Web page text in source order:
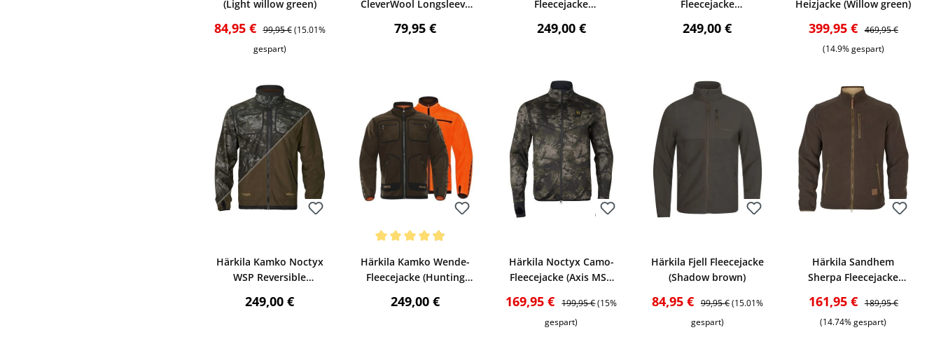
(Light willow green)
Verkaufspreis:
84,95 € Regulärer Preis:
99,95 € (15.01%
gespart)
CleverWool Longsleeve
Regulärer Preis:
79,95 €
Fleecejacke
Regulärer Preis:
249,00 €
Fleecejacke
Regulärer Preis:
249,00 €
Heizjacke (Willow green)
Verkaufspreis:
399,95 € Regulärer Preis:
469,95 €
(14.9% gespart)
Härkila Kamko Noctyx
WSP Reversible
Black/Green)
Regulärer Preis:
249,00 €
Bewerten
Härkila Kamko Wende-
Fleecejacke (Hunting
Regulärer Preis:
249,00 €
Härkila Noctyx Camo-
Fleecejacke (Axis MSP
Verkaufspreis:
169,95 € Regulärer Preis:
199,95 €(15%
gespart)
Härkila Fjell Fleecejacke
(Shadow brown)
Verkaufspreis:
84,95 € Regulärer Preis:
99,95 €(15.01%
gespart)
Härkila Sandhem
Sherpa Fleecejacke
Verkaufspreis:
161,95 € Regulärer Preis:
189,95 €
(14.74% gespart)